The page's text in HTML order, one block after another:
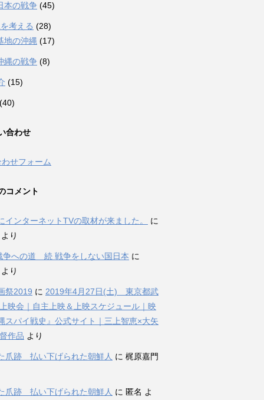
本の戦争 (45)
考える (28)
地の沖縄 (17)
縄の戦争 (8)
(15)
合わせ
せフォーム
コメント
インターネットTVの取材が来ました。
に
り
争への道 続 戦争をしない国日本 に
り
祭2019 に 2019年4月27日(土) 東京都武
映会｜自主上映＆上映スケジュール｜映
スパイ戦史』公式サイト｜三上智恵×大矢
作品 より
爪跡 払い下げられた朝鮮人 に 梶原嘉門
爪跡 払い下げられた朝鮮人 に 匿名 よ